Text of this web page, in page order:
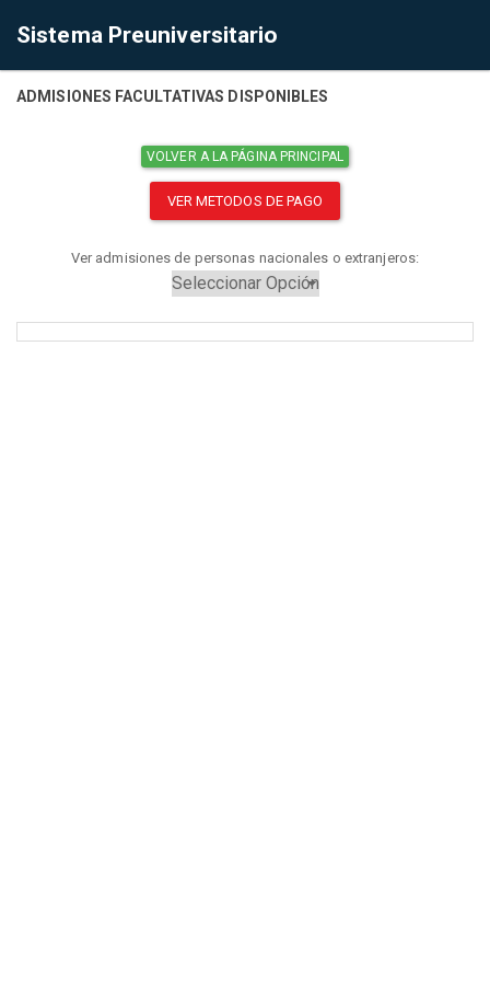
Sistema Preuniversitario
ADMISIONES FACULTATIVAS DISPONIBLES
VOLVER A LA PÁGINA PRINCIPAL
VER METODOS DE PAGO
Ver admisiones de personas nacionales o extranjeros: